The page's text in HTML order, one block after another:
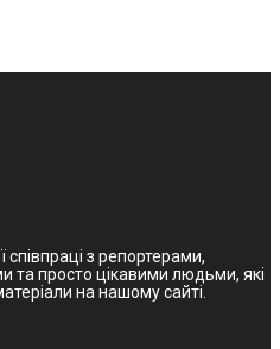
співпраці з репортерами,
та просто цікавими людьми, які
на нашому сайті.